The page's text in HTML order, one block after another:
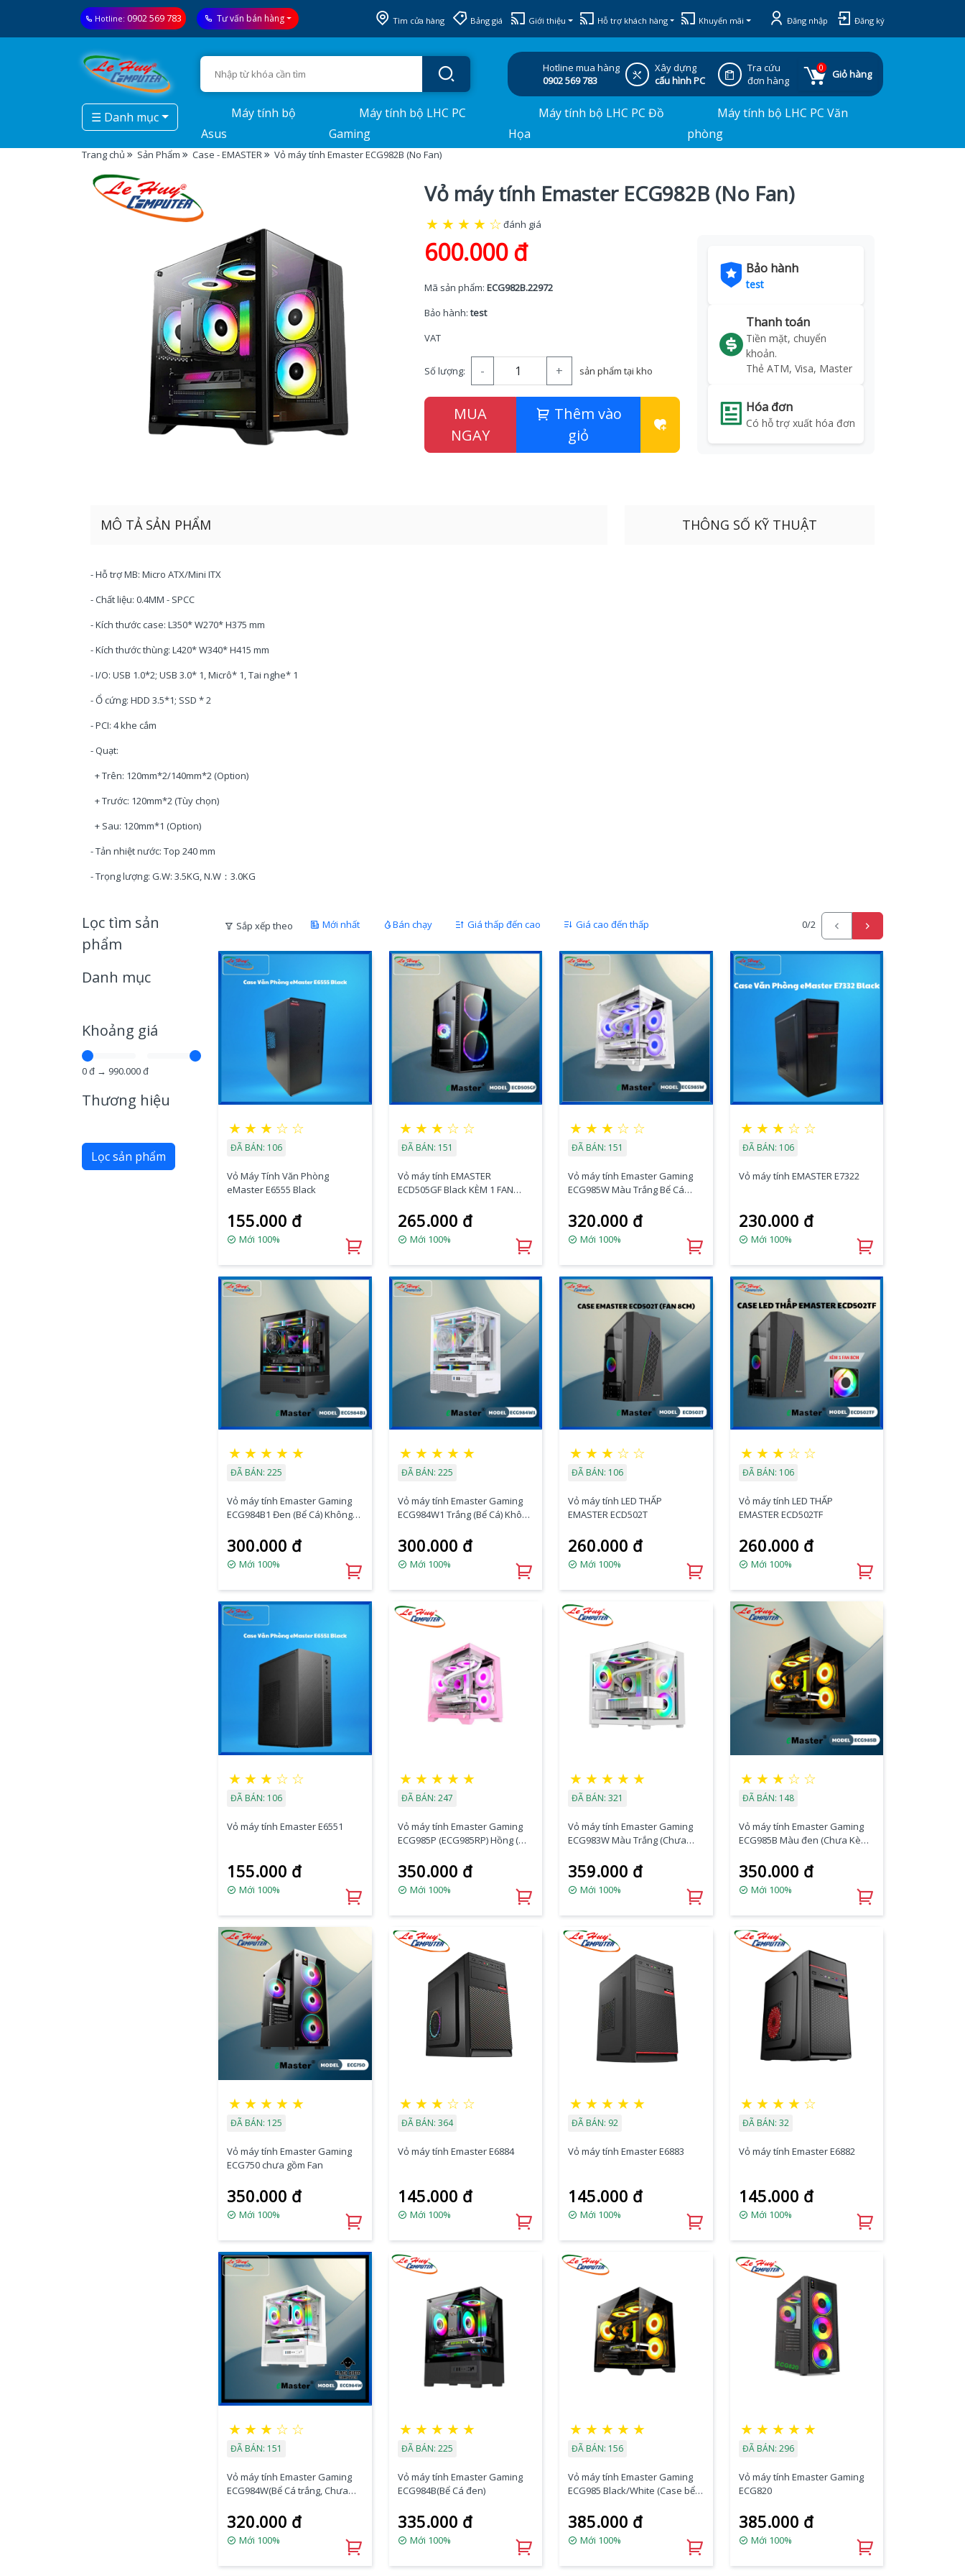
Hotline: 0902 569 783 Tư vấn bán hàng Tìm cửa hàng Bảng giá Giới thiệu Hỗ trợ khách hàng Khuyến mãi Đăng nhập Đăng ký
Hotline mua hàng
0902 569 783
Xây dựng
cấu hình PC
Tra cứu
đơn hàng
0
Giỏ hàng
☰ Danh mục
Máy tính bộ
Asus
Máy tính bộ LHC PC
Gaming
Máy tính bộ LHC PC Đồ
Họa
Máy tính bộ LHC PC Văn
phòng
Trang chủ Sản Phẩm Case - EMASTER Vỏ máy tính Emaster ECG982B (No Fan)
Vỏ máy tính Emaster ECG982B (No Fan)
★ ★ ★ ★ ☆đánh giá
600.000 đ
Mã sản phẩm: ECG982B.22972
Bảo hành: test
VAT
Số lượng: - + sản phẩm tại kho
MUA
NGAY
Thêm vào
giỏ
Bảo hành
test
Thanh toán
Tiền mặt, chuyển
khoản.
Thẻ ATM, Visa, Master
Hóa đơn
Có hỗ trợ xuất hóa đơn
MÔ TẢ SẢN PHẨM
- Hỗ trợ MB: Micro ATX/Mini ITX
- Chất liệu: 0.4MM - SPCC
- Kích thước case: L350* W270* H375 mm
- Kích thước thùng: L420* W340* H415 mm
- I/O: USB 1.0*2; USB 3.0* 1, Micrô* 1, Tai nghe* 1
- Ổ cứng: HDD 3.5*1; SSD * 2
- PCI: 4 khe cắm
- Quạt:
+ Trên: 120mm*2/140mm*2 (Option)
+ Trước: 120mm*2 (Tùy chọn)
+ Sau: 120mm*1 (Option)
- Tản nhiệt nước: Top 240 mm
- Trọng lượng: G.W: 3.5KG, N.W：3.0KG
THÔNG SỐ KỸ THUẬT
Lọc tìm sản
phẩm
Danh mục
Khoảng giá
0đ → 990.000đ
Thương hiệu
Lọc sản phẩm
Sắp xếp theo Mới nhất Bán chạy Giá thấp đến cao Giá cao đến thấp 0/2
★ ★ ★ ☆ ☆
ĐÃ BÁN: 106
Vỏ Máy Tính Văn Phòng
eMaster E6555 Black
155.000 đ
Mới 100%
★ ★ ★ ☆ ☆
ĐÃ BÁN: 151
Vỏ máy tính EMASTER
ECD505GF Black KÈM 1 FAN
265.000 đ
Mới 100%
★ ★ ★ ☆ ☆
ĐÃ BÁN: 151
Vỏ máy tính Emaster Gaming
ECG985W Màu Trắng Bể Cá
320.000 đ
Mới 100%
★ ★ ★ ☆ ☆
ĐÃ BÁN: 106
Vỏ máy tính EMASTER E7322
230.000 đ
Mới 100%
★ ★ ★ ★ ★
ĐÃ BÁN: 225
Vỏ máy tính Emaster Gaming
ECG984B1 Đen (Bể Cá) Không
300.000 đ
Mới 100%
★ ★ ★ ★ ★
ĐÃ BÁN: 225
Vỏ máy tính Emaster Gaming
ECG984W1 Trắng (Bể Cá) Không
300.000 đ
Mới 100%
★ ★ ★ ☆ ☆
ĐÃ BÁN: 106
Vỏ máy tính LED THẤP
EMASTER ECD502T
260.000 đ
Mới 100%
★ ★ ★ ☆ ☆
ĐÃ BÁN: 106
Vỏ máy tính LED THẤP
EMASTER ECD502TF
260.000 đ
Mới 100%
★ ★ ★ ☆ ☆
ĐÃ BÁN: 106
Vỏ máy tính Emaster E6551
155.000 đ
Mới 100%
★ ★ ★ ★ ★
ĐÃ BÁN: 247
Vỏ máy tính Emaster Gaming
ECG985P (ECG985RP) Hồng (m-
350.000 đ
Mới 100%
★ ★ ★ ★ ★
ĐÃ BÁN: 321
Vỏ máy tính Emaster Gaming
ECG983W Màu Trắng (Chưa
359.000 đ
Mới 100%
★ ★ ★ ☆ ☆
ĐÃ BÁN: 148
Vỏ máy tính Emaster Gaming
ECG985B Màu đen (Chưa Kèm
350.000 đ
Mới 100%
★ ★ ★ ★ ★
ĐÃ BÁN: 125
Vỏ máy tính Emaster Gaming
ECG750 chưa gồm Fan
350.000 đ
Mới 100%
★ ★ ★ ☆ ☆
ĐÃ BÁN: 364
Vỏ máy tính Emaster E6884
145.000 đ
Mới 100%
★ ★ ★ ★ ★
ĐÃ BÁN: 92
Vỏ máy tính Emaster E6883
145.000 đ
Mới 100%
★ ★ ★ ★ ☆
ĐÃ BÁN: 32
Vỏ máy tính Emaster E6882
145.000 đ
Mới 100%
★ ★ ★ ☆ ☆
ĐÃ BÁN: 151
Vỏ máy tính Emaster Gaming
ECG984W(Bể Cá trắng, Chưa
320.000 đ
Mới 100%
★ ★ ★ ★ ★
ĐÃ BÁN: 225
Vỏ máy tính Emaster Gaming
ECG984B(Bể Cá đen)
335.000 đ
Mới 100%
★ ★ ★ ★ ★
ĐÃ BÁN: 156
Vỏ máy tính Emaster Gaming
ECG985 Black/White (Case bể
385.000 đ
Mới 100%
★ ★ ★ ★ ★
ĐÃ BÁN: 296
Vỏ máy tính Emaster Gaming
ECG820
385.000 đ
Mới 100%